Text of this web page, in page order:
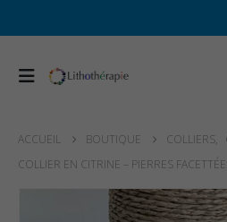
ACCUEIL BOUTIQUE COLLIERS,
COLLIER EN CITRINE – PIERRES